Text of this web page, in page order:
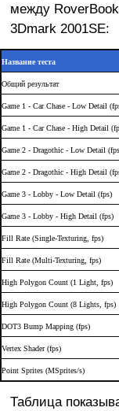
между
3Dmark 2001SE:
Название теста
Общий результат
Game 1 - Car Chase - Low Detail
Game 1 - Car Chase - High Detail
Game 2 - Dragothic - Low Detail
Game 2 - Dragothic - High Detail
Game 3 - Lobby - Low Detail (fps)
Game 3 - Lobby - High Detail (fps)
Fill Rate (Single-Texturing, fps)
Fill Rate (Multi-Texturing, fps)
High Polygon Count (1 Light, fps)
High Polygon Count (8 Lights, fps)
DOT3 Bump Mapping (fps)
Vertex Shader (fps)
Point Sprites (MSprites/s)
Таблица